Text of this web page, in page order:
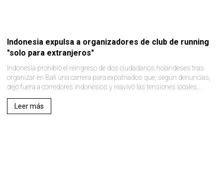
Indonesia expulsa a organizadores de club de running
"solo para extranjeros"
Indonesia prohibió el reingreso de dos ciudadanos holandeses tras
organizar en Bali una carrera para expatriados que, según denuncias,
dejó fuera a corredores indonesios y reavivó las tensiones locales..
Leer más